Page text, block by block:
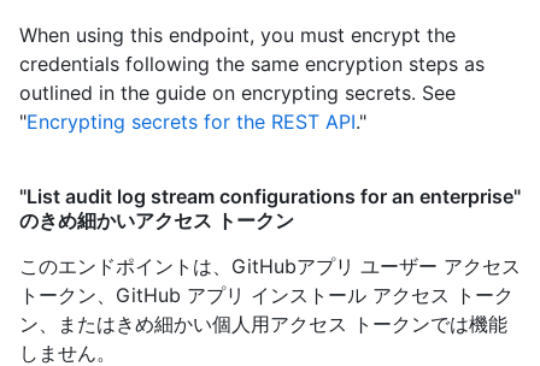
When using this endpoint, you must encrypt the
credentials following the same encryption steps as
outlined in the guide on encrypting secrets. See
"Encrypting secrets for the REST API."
"List audit log stream configurations for an enterprise"
のきめ細かいアクセス トークン
このエンドポイントは、GitHubアプリ ユーザー アクセス
トークン、GitHub アプリ インストール アクセス トーク
ン、またはきめ細かい個人用アクセス トークンでは機能
しません。